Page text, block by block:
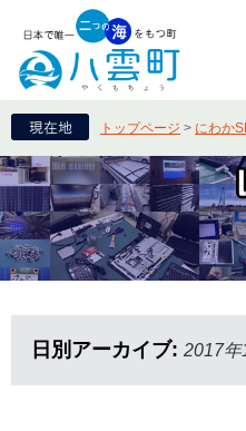
トップページ > にわか
日別アーカイブ: 2017年